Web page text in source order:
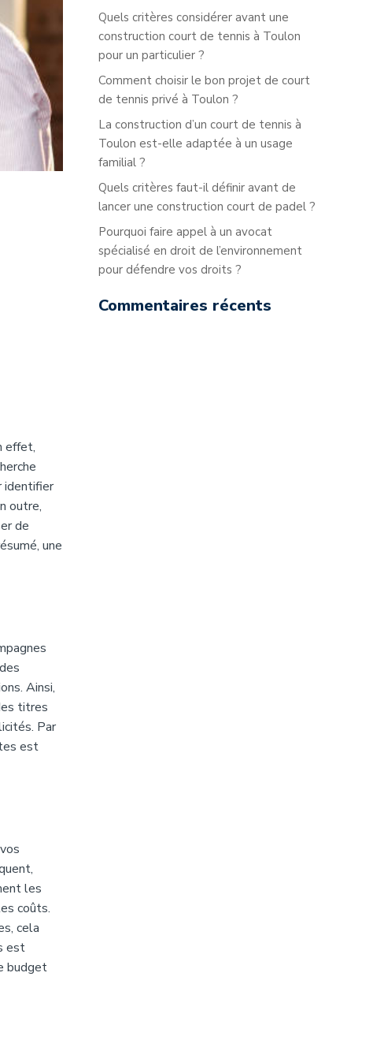
effet,
identifier
outre,
de
une
Ainsi,
titres
Par
est
les
coûts.
cela
est
budget
Quels critères considérer avant une
construction court de tennis à Toulon
pour un particulier ?
Comment choisir le bon projet de court
de tennis privé à Toulon ?
La construction d’un court de tennis à
Toulon est-elle adaptée à un usage
familial ?
Quels critères faut-il définir avant de
lancer une construction court de padel ?
Pourquoi faire appel à un avocat
spécialisé en droit de l’environnement
pour défendre vos droits ?
Commentaires récents